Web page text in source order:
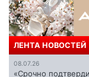
ЛЕНТА НОВОСТЕЙ
08.07.26
«Срочно